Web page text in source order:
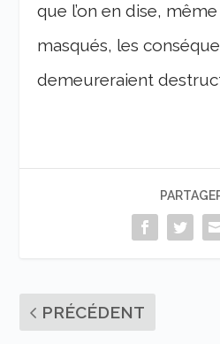
que l’on en dise,
masqués, les
demeureraient
PRÉCÉDENT